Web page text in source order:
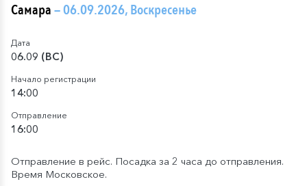
Самара— 06.09.2026, Воскресенье
Дата
06.09 (ВС)
Начало регистрации
14:00
Отправление
16:00
Отправление в рейс. Посадка за 2 часа до отправления.
Время Московское.